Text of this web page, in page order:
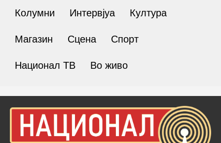
Колумни Интервјуа Култура
Магазин Сцена Спорт
Национал ТВ Во живо